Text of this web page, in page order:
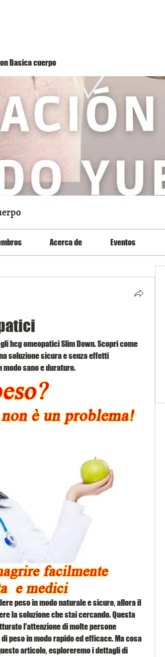
Basica cuerpo
Acerca de Eventos
hcg omeopatici Slim Down. Scopri come
soluzione sicura e senza effetti
sano e duraturo.
peso in modo naturale e sicuro, allora il
la soluzione che stai cercando. Questa
l'attenzione di molte persone
peso in modo rapido ed efficace. Ma cosa
articolo, esploreremo i dettagli di